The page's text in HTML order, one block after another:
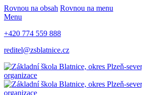
Rovnou na obsah Rovnou na menu
Menu
+420 774 559 888
reditel@zsblatnice.cz